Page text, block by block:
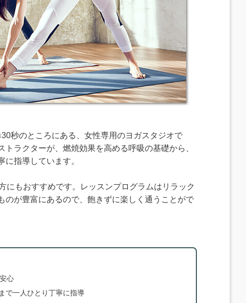
秒のところにある、女性専用のヨガスタジオで
ラクターが、燃焼効果を高める呼吸の基礎から、
指導しています。
もおすすめです。レッスンプログラムはリラック
のが豊富にあるので、飽きずに楽しく通うことがで
心
で一人ひとり丁寧に指導